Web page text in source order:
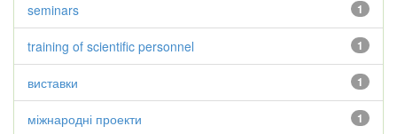
1
seminars
1
training of scientific personnel
1
виставки
1
міжнародні проекти